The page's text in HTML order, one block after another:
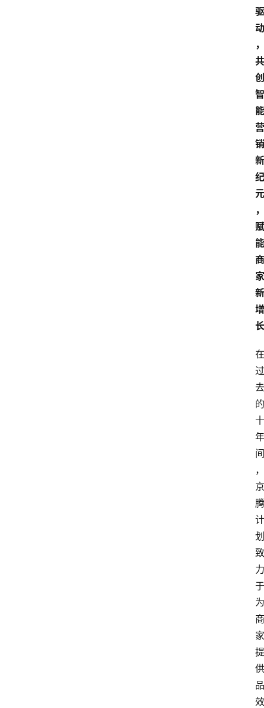
驱
动
，
共
创
智
能
营
销
新
纪
元
，
赋
能
商
家
新
增
长
在
过
去
的
十
年
间
，
京
腾
计
划
致
力
于
为
商
家
提
供
品
效